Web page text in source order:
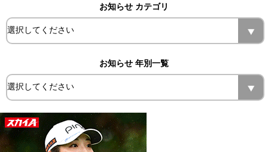
お知らせ カテゴリ
お知らせ 年別一覧